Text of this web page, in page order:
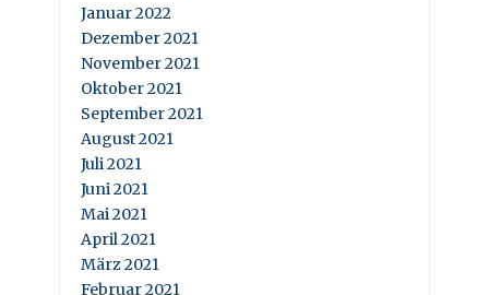
Januar 2022
Dezember 2021
November 2021
Oktober 2021
September 2021
August 2021
Juli 2021
Juni 2021
Mai 2021
April 2021
März 2021
Februar 2021